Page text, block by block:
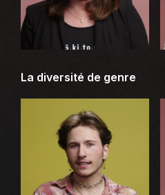
La diversité de genre